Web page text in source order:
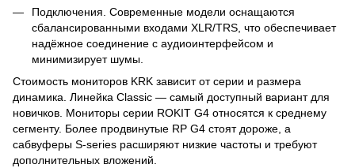
Подключения. Современные модели оснащаются
сбалансированными входами XLR/TRS, что обеспечивает
надёжное соединение с аудиоинтерфейсом и
минимизирует шумы.
Стоимость мониторов KRK зависит от серии и размера
динамика. Линейка Classic — самый доступный вариант для
новичков. Мониторы серии ROKIT G4 относятся к среднему
сегменту. Более продвинутые RP G4 стоят дороже, а
сабвуферы S-series расширяют низкие частоты и требуют
дополнительных вложений.